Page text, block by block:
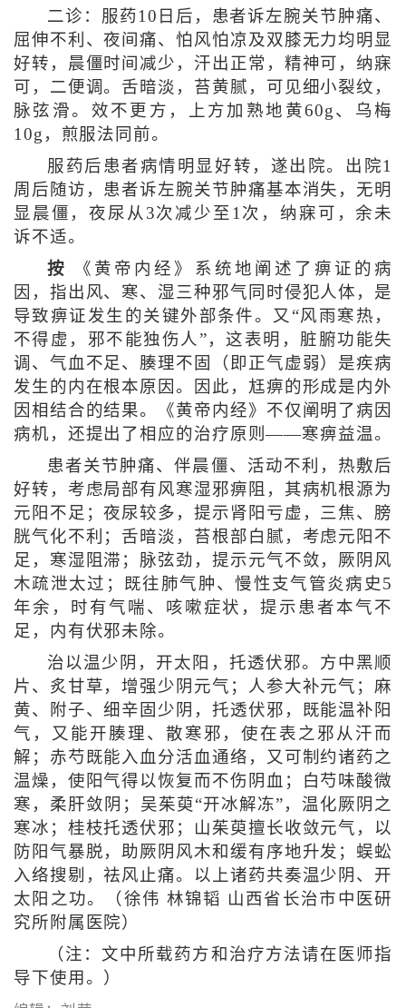
二诊：服药10日后，患者诉左腕关节肿痛、
屈伸不利、夜间痛、怕风怕凉及双膝无力均明显
好转，晨僵时间减少，汗出正常，精神可，纳寐
可，二便调。舌暗淡，苔黄腻，可见细小裂纹，
脉弦滑。效不更方，上方加熟地黄60g、乌梅
10g，煎服法同前。
服药后患者病情明显好转，遂出院。出院1
周后随访，患者诉左腕关节肿痛基本消失，无明
显晨僵，夜尿从3次减少至1次，纳寐可，余未
诉不适。
按
《黄帝内经》系统地阐述了痹证的病
因，指出风、寒、湿三种邪气同时侵犯人体，是
导致痹证发生的关键外部条件。又“风雨寒热，
不得虚，邪不能独伤人”，这表明，脏腑功能失
调、气血不足、腠理不固（即正气虚弱）是疾病
发生的内在根本原因。因此，尪痹的形成是内外
因相结合的结果。《黄帝内经》不仅阐明了病因
病机，还提出了相应的治疗原则——寒痹益温。
患者关节肿痛、伴晨僵、活动不利，热敷后
好转，考虑局部有风寒湿邪痹阻，其病机根源为
元阳不足；夜尿较多，提示肾阳亏虚，三焦、膀
胱气化不利；舌暗淡，苔根部白腻，考虑元阳不
足，寒湿阻滞；脉弦劲，提示元气不敛，厥阴风
木疏泄太过；既往肺气肿、慢性支气管炎病史5
年余，时有气喘、咳嗽症状，提示患者本气不
足，内有伏邪未除。
治以温少阴，开太阳，托透伏邪。方中黑顺
片、炙甘草，增强少阴元气；人参大补元气；麻
黄、附子、细辛固少阴，托透伏邪，既能温补阳
气，又能开腠理、散寒邪，使在表之邪从汗而
解；赤芍既能入血分活血通络，又可制约诸药之
温燥，使阳气得以恢复而不伤阴血；白芍味酸微
寒，柔肝敛阴；吴茱萸“开冰解冻”，温化厥阴之
寒冰；桂枝托透伏邪；山茱萸擅长收敛元气，以
防阳气暴脱，助厥阴风木和缓有序地升发；蜈蚣
入络搜剔，祛风止痛。以上诸药共奏温少阴、开
太阳之功。（ 徐伟 林锦韬 山西省长治市中医研
究所附属医院 ）
（注：文中所载药方和治疗方法请在医师指
导下使用。）